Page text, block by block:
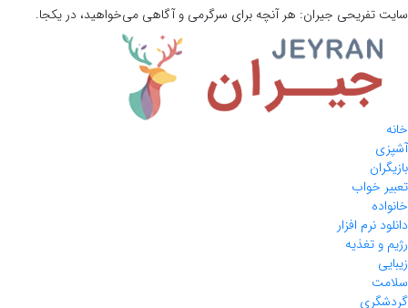
سایت تفریحی جیران: هر آنچه برای سرگرمی و آگاهی می‌خواهید، در یکجا.
خانه
آشپزی
بازیگران
تعبیر خواب
خانواده
دانلود نرم افزار
رژیم و تغذیه
زیبایی
سلامت
گردشگری